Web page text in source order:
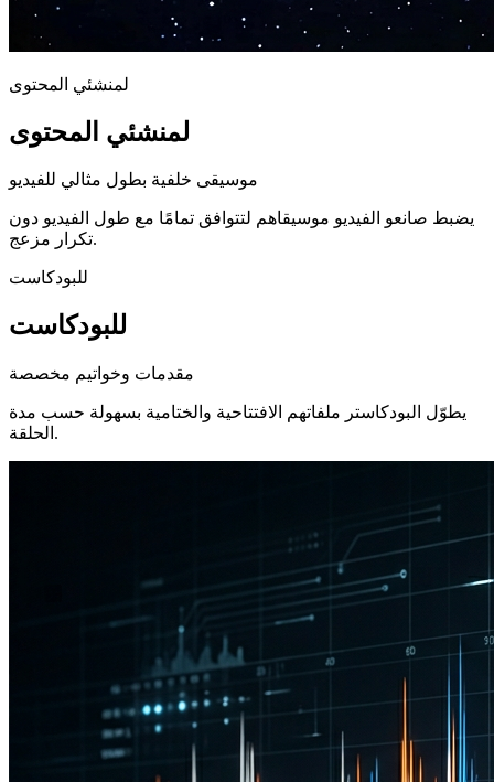
لمنشئي المحتوى
لمنشئي المحتوى
موسيقى خلفية بطول مثالي للفيديو
يضبط صانعو الفيديو موسيقاهم لتتوافق تمامًا مع طول الفيديو دون
تكرار مزعج.
للبودكاست
للبودكاست
مقدمات وخواتيم مخصصة
يطوّل البودكاستر ملفاتهم الافتتاحية والختامية بسهولة حسب مدة
الحلقة.